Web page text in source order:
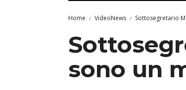
Home VideoNews Sottosegretario
sono un